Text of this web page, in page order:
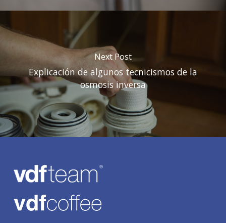
Next Post
Explicación de algunos tecnicismos de la
osmosis inversa